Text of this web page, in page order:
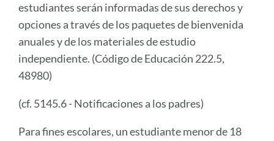
estudiantes serán informadas de sus derechos y
opciones a través de los paquetes de bienvenida
anuales y de los materiales de estudio
independiente. (Código de Educación 222.5,
48980)
(cf. 5145.6 - Notificaciones a los padres)
Para fines escolares, un estudiante menor de 18